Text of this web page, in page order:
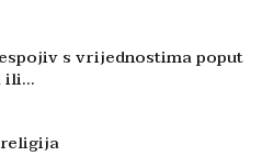
s vrijednostima poput
ili…